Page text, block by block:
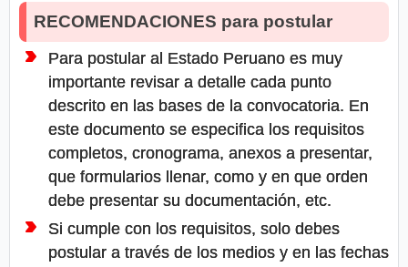
RECOMENDACIONES para postular
Para postular al Estado Peruano es muy
importante revisar a detalle cada punto
descrito en las bases de la convocatoria. En
este documento se especifica los requisitos
completos, cronograma, anexos a presentar,
que formularios llenar, como y en que orden
debe presentar su documentación, etc.
Si cumple con los requisitos, solo debes
postular a través de los medios y en las fechas